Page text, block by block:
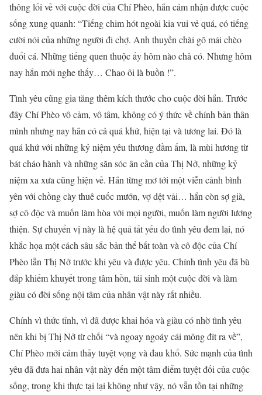
thông lối về với cuộc đời của Chí Phèo, hắn cảm nhận được cuộc
sống xung quanh: “Tiếng chim hót ngoài kia vui vẻ quá, có tiếng
cười nói của những người đi chợ. Anh thuyền chài gõ mái chèo
đuổi cá. Những tiếng quen thuộc ấy hôm nào chả có. Nhưng hôm
nay hắn mới nghe thấy… Chao ôi là buồn !”.
Tình yêu cũng gia tăng thêm kích thước cho cuộc đời hắn. Trước
đây Chí Phèo vô cảm, vô tâm, không có ý thức về chính bản thân
mình nhưng nay hắn có cả quá khứ, hiện tại và tương lai. Đó là
quá khứ với những kỷ niệm yêu thương đầm ấm, là mùi hương từ
bát cháo hành và những săn sóc ân cần của Thị Nở, những kỷ
niệm xa xưa cũng hiện về. Hắn từng mơ tới một viễn cảnh bình
yên với chồng cày thuê cuốc mướn, vợ dệt vải… hắn còn sợ già,
sợ cô độc và muốn làm hòa với mọi người, muốn làm người lương
thiện. Sự chuyển vị này là hệ quả tất yếu do tình yêu đem lại, nó
khắc họa một cách sâu sắc bản thể bất toàn và cô độc của Chí
Phèo lẫn Thị Nở trước khi yêu và được yêu. Chính tình yêu đã bù
đắp khiếm khuyết trong tâm hồn, tái sinh một cuộc đời và làm
giàu có đời sống nội tâm của nhân vật này rất nhiều.
Chính vì thức tỉnh, vì đã được khai hóa và giàu có nhờ tình yêu
nên khi bị Thị Nở từ chối “và ngoay ngoáy cái mông đít ra về”,
Chí Phèo mới cảm thấy tuyệt vọng và đau khổ. Sức mạnh của tình
yêu đã đưa hai nhân vật này đến một tâm điểm tuyệt đối của cuộc
sống, trong khi thực tại lại không như vậy, nó vẫn tồn tại những